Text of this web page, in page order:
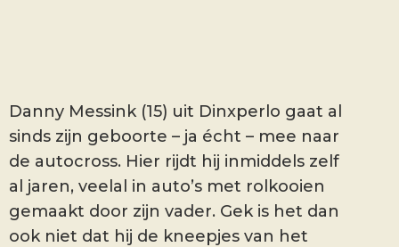
Danny Messink (15) uit Dinxperlo gaat al
sinds zijn geboorte – ja écht – mee naar
de autocross. Hier rijdt hij inmiddels zelf
al jaren, veelal in auto’s met rolkooien
gemaakt door zijn vader. Gek is het dan
ook niet dat hij de kneepjes van het